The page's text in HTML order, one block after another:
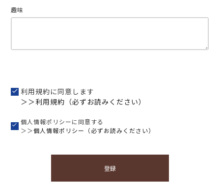
趣味
利用規約に同意します
＞＞利用規約（必ずお読みください）
個人情報ポリシーに同意する
＞＞個人情報ポリシー（必ずお読みください）
登録